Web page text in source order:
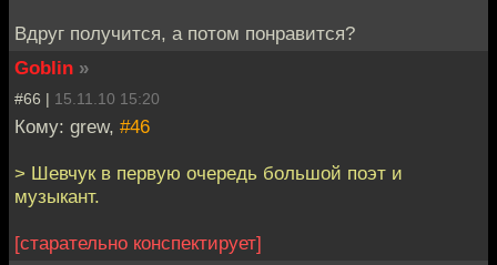
Вдруг получится, а потом понравится?
Goblin »
#66 | 15.11.10 15:20
Кому: grew, #46
> Шевчук в первую очередь большой поэт и
музыкант.
[старательно конспектирует]